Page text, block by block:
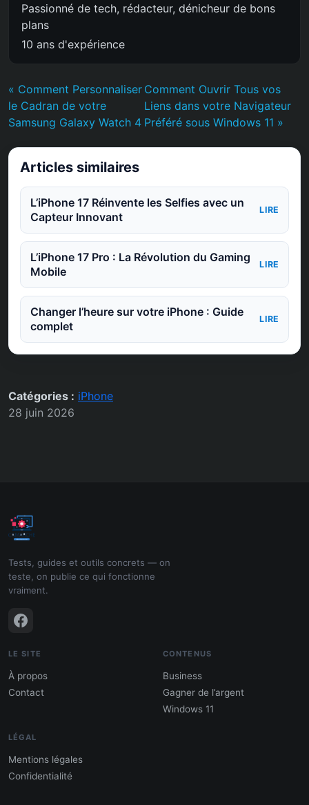
Passionné de tech, rédacteur, dénicheur de bons
plans
10 ans d'expérience
« Comment Personnaliser
le Cadran de votre
Samsung Galaxy Watch 4
Comment Ouvrir Tous vos
Liens dans votre Navigateur
Préféré sous Windows 11 »
Articles similaires
L’iPhone 17 Réinvente les Selfies avec un
Capteur Innovant
LIRE
L’iPhone 17 Pro : La Révolution du Gaming
Mobile
LIRE
Changer l’heure sur votre iPhone : Guide
complet
LIRE
Catégories : iPhone
28 juin 2026
Tests, guides et outils concrets — on
teste, on publie ce qui fonctionne
vraiment.
LE SITE
À propos
Contact
CONTENUS
Business
Gagner de l’argent
Windows 11
LÉGAL
Mentions légales
Confidentialité